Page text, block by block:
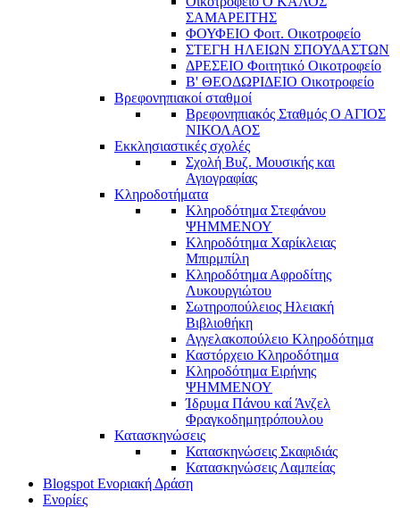
ΣΑΜΑΡΕΙΤΗΣ
ΦΟΥΦΕΙΟ Φοιτ. Οικοτροφείο
ΣΤΕΓΗ ΗΛΕΙΩΝ ΣΠΟΥΔΑΣΤΩΝ
ΔΡΕΣΕΙΟ Φοιτητικό Οικοτροφείο
Β' ΘΕΟΔΩΡΙΔΕΙΟ Οικοτροφείο
Βρεφονηπιακοί σταθμοί
Βρεφονηπιακός Σταθμός Ο ΑΓΙΟΣ
ΝΙΚΟΛΑΟΣ
Εκκλησιαστικές σχολές
Σχολή Βυζ. Μουσικής και
Αγιογραφίας
Κληροδοτήματα
Κληροδότημα Στεφάνου
ΨΗΜΜΕΝΟΥ
Κληροδότημα Χαρίκλειας
Μπιρμπίλη
Κληροδότημα Αφροδίτης
Λυκουργιώτου
Σωτηροπούλειος Ηλειακή
Βιβλιοθήκη
Αγγελακοπούλειο Κληροδότημα
Καστόρχειο Κληροδότημα
Κληροδότημα Ειρήνης
ΨΗΜΜΕΝΟΥ
Ίδρυμα Πάνου καί Άνζελ
Φραγκοδημητρόπουλου
Κατασκηνώσεις
Κατασκηνώσεις Σκαφιδιάς
Κατασκηνώσεις Λαμπείας
Blogspot Ενοριακή Δράση
Ενορίες